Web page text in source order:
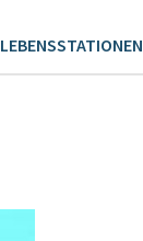
LEBENSSTATIONEN